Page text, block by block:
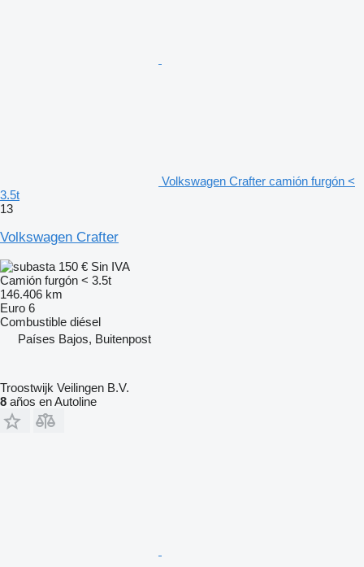
Volkswagen Crafter camión furgón <
3.5t
13
Volkswagen Crafter
150 € Sin IVA
Camión furgón < 3.5t
146.406 km
Euro 6
Combustible diésel
Países Bajos, Buitenpost
Troostwijk Veilingen B.V.
8 años en Autoline